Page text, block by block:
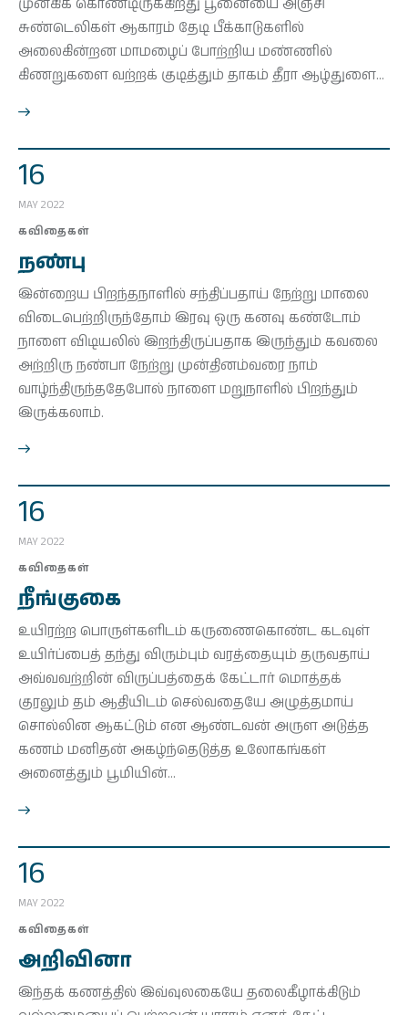
முனகிக் கொண்டிருக்கிறது பூனையை அஞ்சி
சுண்டெலிகள் ஆகாரம் தேடி பீக்காடுகளில்
அலைகின்றன மாமழைப் போற்றிய மண்ணில்
கிணறுகளை வற்றக் குடித்தும் தாகம் தீரா ஆழ்துளை…
16
MAY 2022
கவிதைகள்
நண்பு
இன்றைய பிறந்தநாளில் சந்திப்பதாய் நேற்று மாலை
விடைபெற்றிருந்தோம் இரவு ஒரு கனவு கண்டோம்
நாளை விடியலில் இறந்திருப்பதாக இருந்தும் கவலை
அற்றிரு நண்பா நேற்று முன்தினம்வரை நாம்
வாழ்ந்திருந்ததேபோல் நாளை மறுநாளில் பிறந்தும்
இருக்கலாம்.
16
MAY 2022
கவிதைகள்
நீங்குகை
உயிரற்ற பொருள்களிடம் கருணைகொண்ட கடவுள்
உயிர்ப்பைத் தந்து விரும்பும் வரத்தையும் தருவதாய்
அவ்வவற்றின் விருப்பத்தைக் கேட்டார் மொத்தக்
குரலும் தம் ஆதியிடம் செல்வதையே அழுத்தமாய்
சொல்லின ஆகட்டும் என ஆண்டவன் அருள அடுத்த
கணம் மனிதன் அகழ்ந்தெடுத்த உலோகங்கள்
அனைத்தும் பூமியின்…
16
MAY 2022
கவிதைகள்
அறிவினா
இந்தக் கணத்தில் இவ்வுலகையே தலைகீழாக்கிடும்